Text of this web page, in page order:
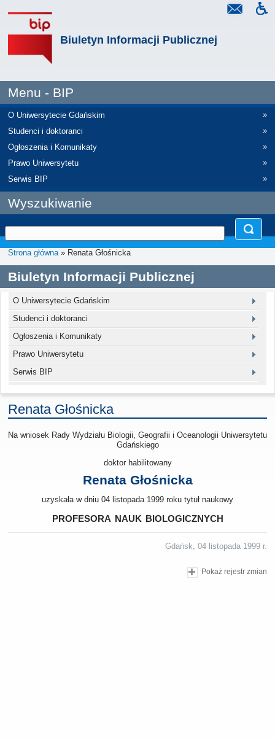
Biuletyn Informacji Publicznej
Menu - BIP
O Uniwersytecie Gdańskim
»
Studenci i doktoranci
»
Ogłoszenia i Komunikaty
»
Prawo Uniwersytetu
»
Serwis BIP
»
Wyszukiwanie
Strona główna» Renata Głośnicka
Biuletyn Informacji Publicznej
O Uniwersytecie Gdańskim
Studenci i doktoranci
Ogłoszenia i Komunikaty
Prawo Uniwersytetu
Serwis BIP
Renata Głośnicka
Na wniosek Rady Wydziału Biologii, Geografii i Oceanologii Uniwersytetu
Gdańskiego
doktor habilitowany
Renata Głośnicka
uzyskała w dniu 04 listopada 1999 roku tytuł naukowy
profesora nauk biologicznych
Gdańsk, 04 listopada 1999 r.
Pokaż rejestr zmian